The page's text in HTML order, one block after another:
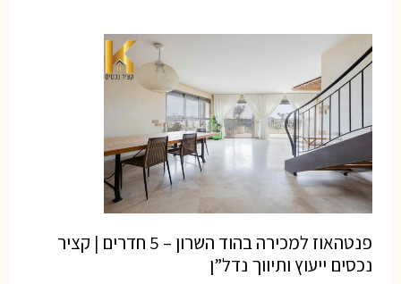
פנטהאוז למכירה בהוד השרון – 5 חדרים | קציר
נכסים ייעוץ ותיווך נדל”ן